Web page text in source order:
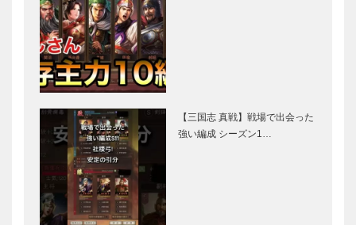
【三国志 真戦】戦場で出会った
強い編成 シーズン1…